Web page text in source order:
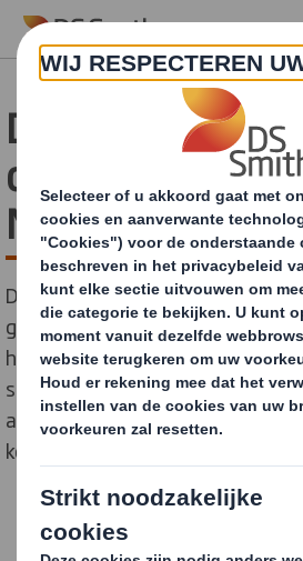
Skip to main content
DS Smith
Now and Next
DS Smith, de toonaangevende
genoteerde leverancier van
heeft vandaag zijn nieuwe
strategie gelanceerd, Now and
ambitieuze verbintenissen en
komende tien jaar uitgestippeld